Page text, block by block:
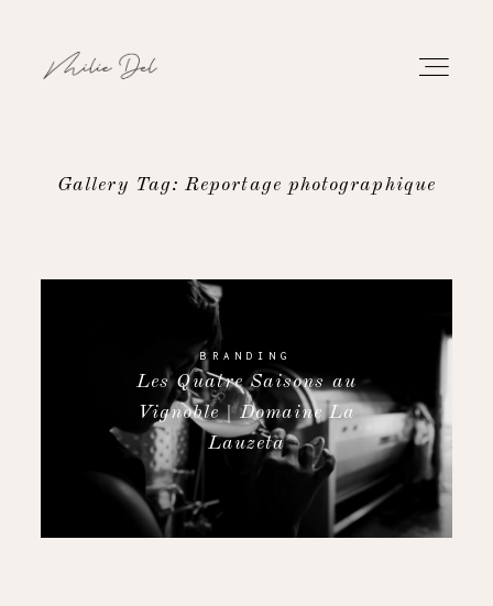
Gallery Tag: Reportage photographique
BRANDING
Les Quatre Saisons au
Vignoble | Domaine La
Lauzeta